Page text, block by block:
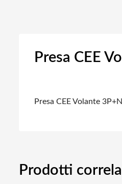
Presa CEE
Presa CEE Volante
Prodotti